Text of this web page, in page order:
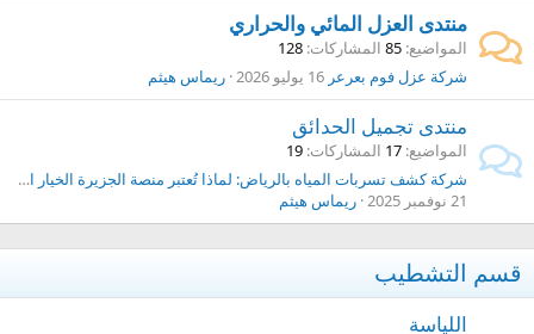
منتدى العزل المائي والحراري
المواضيع 85 المشاركات 128
شركة عزل فوم بعرعر 16 يوليو 2026 ريماس هيثم
منتدى تجميل الحدائق
المواضيع 17 المشاركات 19
شركة كشف تسربات المياه بالرياض: لماذا تُعتبر منصة الجزيرة الخيار الأول؟
21 نوفمبر 2025
ريماس هيثم
قسم التشطيب
اللياسة